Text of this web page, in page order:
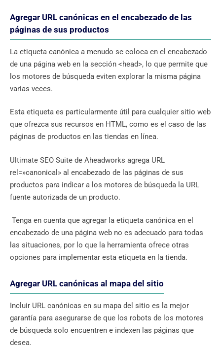
Agregar URL canónicas en el encabezado de las
páginas de sus productos
La etiqueta canónica a menudo se coloca en el encabezado
de una página web en la sección <head>, lo que permite que
los motores de búsqueda eviten explorar la misma página
varias veces.
Esta etiqueta es particularmente útil para cualquier sitio web
que ofrezca sus recursos en HTML, como es el caso de las
páginas de productos en las tiendas en línea.
Ultimate SEO Suite de Aheadworks agrega URL
rel=»canonical» al encabezado de las páginas de sus
productos para indicar a los motores de búsqueda la URL
fuente autorizada de un producto.
Tenga en cuenta que agregar la etiqueta canónica en el
encabezado de una página web no es adecuado para todas
las situaciones, por lo que la herramienta ofrece otras
opciones para implementar esta etiqueta en la tienda.
Agregar URL canónicas al mapa del sitio
Incluir URL canónicas en su mapa del sitio es la mejor
garantía para asegurarse de que los robots de los motores
de búsqueda solo encuentren e indexen las páginas que
desea.